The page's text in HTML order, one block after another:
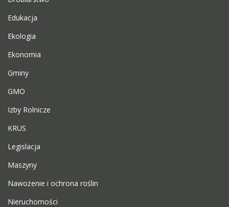
Edukacja
Ekologia
Ekonomia
Gminy
GMO
Izby Rolnicze
KRUS
Legislacja
Maszyny
Nawożenie i ochrona roślin
Nieruchomości